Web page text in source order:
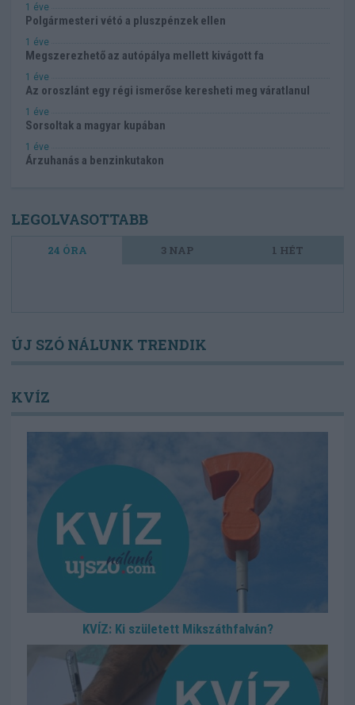
1 éve
Polgármesteri vétó a pluszpénzek ellen
1 éve
Megszerezhető az autópálya mellett kivágott fa
1 éve
Az oroszlánt egy régi ismerőse keresheti meg váratlanul
1 éve
Sorsoltak a magyar kupában
1 éve
Árzuhanás a benzinkutakon
LEGOLVASOTTABB
24 ÓRA 3 NAP 1 HÉT
ÚJ SZÓ NÁLUNK TRENDIK
KVÍZ
KVÍZ: Ki született Mikszáthfalván?